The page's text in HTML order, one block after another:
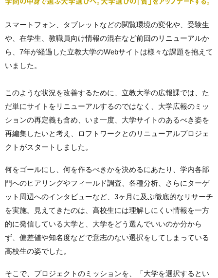
スマートフォン、タブレットなどの閲覧環境の変化や、受験生
や、在学生、教職員向け情報の混在など前回のリニューアルか
ら、7年が経過した立教大学のWebサイトは様々な課題を抱えて
いました。
このような状況を改善するために、立教大学の広報課では、た
だ単にサイトをリニューアルするのではなく、大学広報のミッ
ションの再定義も含め、いま一度、大学サイトのあるべき姿を
再編集したいと考え、ロフトワークとのリニューアルプロジェ
クトがスタートしました。
何をゴールにし、何を作るべきかを決めるにあたり、学内各部
門へのヒアリングやフィールド調査、各種分析、さらにターゲ
ット周辺へのインタビューなど、3ヶ月に及ぶ徹底的なリサーチ
を実施。見えてきたのは、高校生には理解しにくい情報を一方
的に発信している大学と、大学をどう選んでいいのか分から
ず、偏差値や知名度などで意志のない選択をしてしまっている
高校生の姿でした。
そこで、プロジェクトのミッションを、「大学を選択するとい